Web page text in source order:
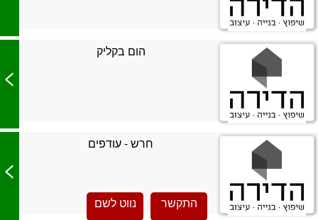
הום בקליק
>
חרש - עודפים
התקשר נווט לשם
>